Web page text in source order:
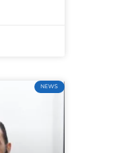
NEWS